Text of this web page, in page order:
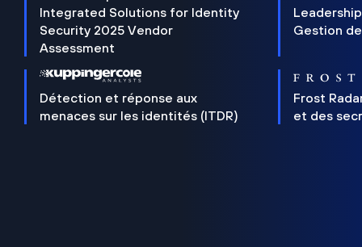
Integrated Solutions for Identity
Security 2025 Vendor
Assessment
Gestion
Détection et réponse aux
menaces sur les identités (ITDR)
Frost
et des